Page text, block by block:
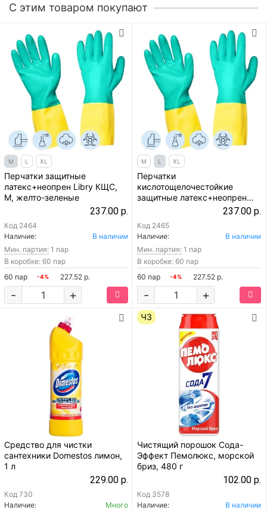
C этим товаром покупают
M L XL
Перчатки защитные
латекс+неопрен Libry КЩС,
M, желто-зеленые
237.00 р.
Код 2464
Наличие:
В наличии
Мин. партия: 1 пар
В коробке: 60 пар
60 пар
-4% 227.52 р.
+
-
M L XL
Перчатки
кислотощелочестойкие
защитные латекс+неопрен
Libry КЩС, L, желто-зеленые
237.00 р.
Код 2465
Наличие:
В наличии
Мин. партия: 1 пар
В коробке: 60 пар
60 пар
-4% 227.52 р.
+
-
Средство для чистки
сантехники Domestos лимон,
1 л
229.00 р.
Код 730
Наличие:
Много
ЧЗ
Чистящий порошок Сода-
Эффект Пемолюкс, морской
бриз, 480 г
102.00 р.
Код 3578
Наличие:
В наличии